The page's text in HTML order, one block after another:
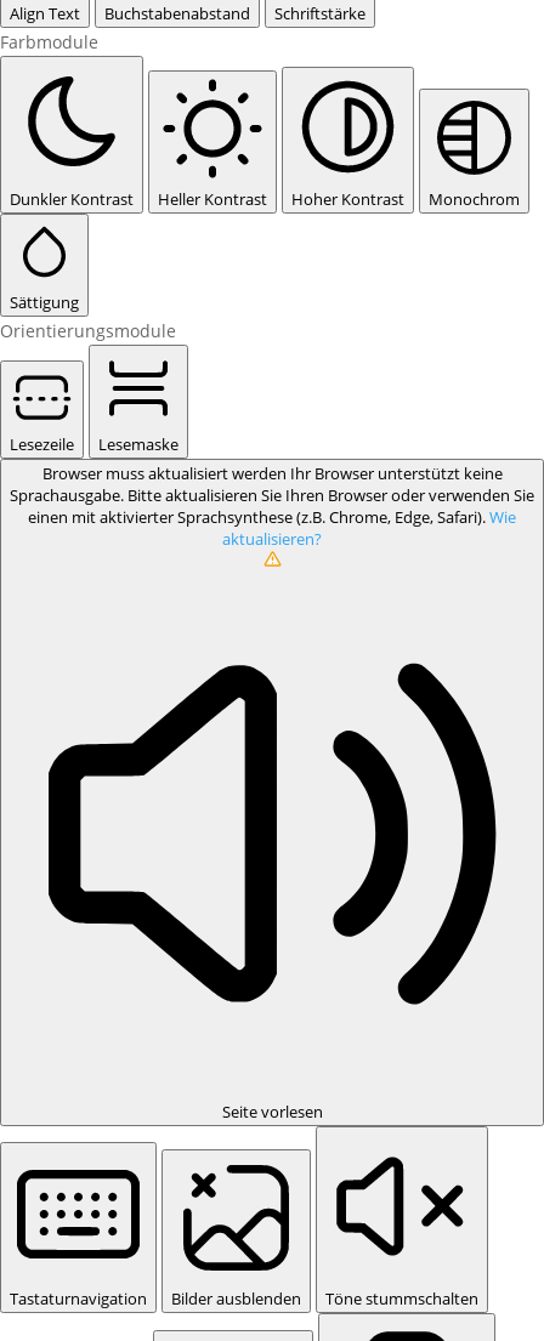
Align Text Buchstabenabstand Schriftstärke
Farbmodule
Dunkler Kontrast Heller Kontrast Hoher Kontrast Monochrom
Sättigung
Orientierungsmodule
Lesezeile
Lesemaske
Browser muss aktualisiert werden Ihr Browser unterstützt keine
Sprachausgabe. Bitte aktualisieren Sie Ihren Browser oder verwenden Sie
einen mit aktivierter Sprachsynthese (z.B. Chrome, Edge, Safari).Wie
aktualisieren?
Seite vorlesen
Tastaturnavigation Bilder ausblenden Töne stummschalten